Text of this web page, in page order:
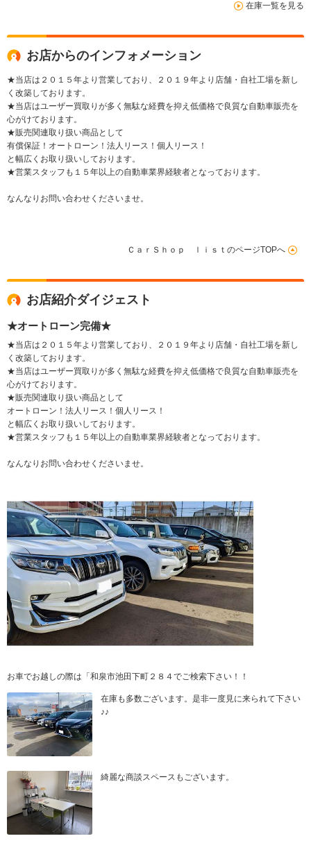
アリングH
ー
在庫一覧を見る
お店からのインフォメーション
★当店は２０１５年より営業しており、２０１９年より店舗・自社工場を新し
く改築しております。
★当店はユーザー買取りが多く無駄な経費を抑え低価格で良質な自動車販売を
心がけております。
★販売関連取り扱い商品として
有償保証！オートローン！法人リース！個人リース！
と幅広くお取り扱いしております。
★営業スタッフも１５年以上の自動車業界経験者となっております。
なんなりお問い合わせくださいませ。
ＣａｒＳｈｏｐ ｌｉｓｔのページTOPへ
お店紹介ダイジェスト
★オートローン完備★
★当店は２０１５年より営業しており、２０１９年より店舗・自社工場を新し
く改築しております。
★当店はユーザー買取りが多く無駄な経費を抑え低価格で良質な自動車販売を
心がけております。
★販売関連取り扱い商品として
オートローン！法人リース！個人リース！
と幅広くお取り扱いしております。
★営業スタッフも１５年以上の自動車業界経験者となっております。
なんなりお問い合わせくださいませ。
お車でお越しの際は「和泉市池田下町２８４でご検索下さい！！
在庫も多数ございます。是非一度見に来られて下さい
♪♪
綺麗な商談スペースもございます。